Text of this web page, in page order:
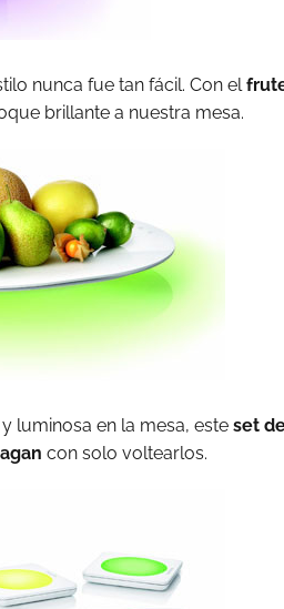
nunca fue tan fácil. Con el
brillante a nuestra mesa.
luminosa en la mesa, este set
con solo voltearlos.